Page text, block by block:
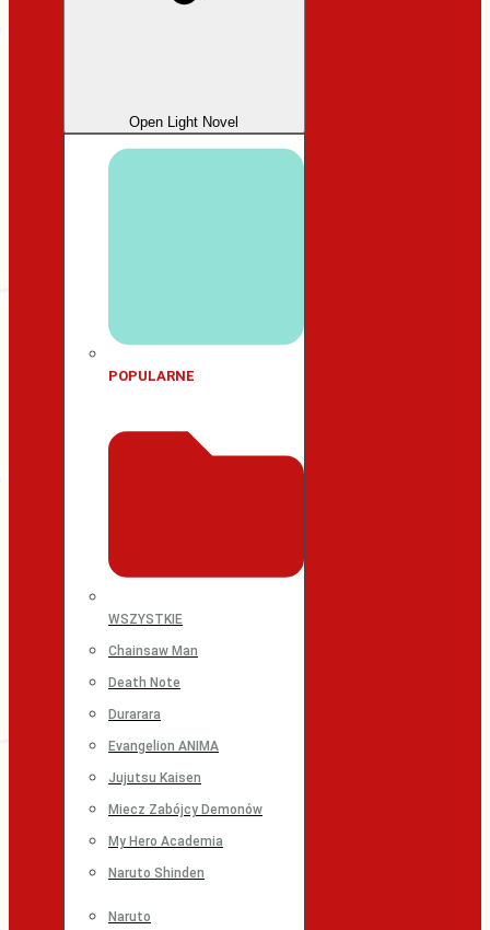
Open Light Novel
POPULARNE
WSZYSTKIE
Chainsaw Man
Death Note
Durarara
Evangelion ANIMA
Jujutsu Kaisen
Miecz Zabójcy Demonów
My Hero Academia
Naruto Shinden
Naruto